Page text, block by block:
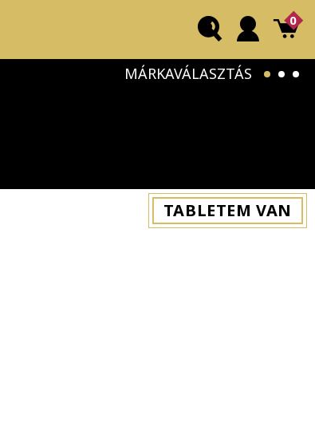
0
MÁRKAVÁLASZTÁS
TABLETEM VAN